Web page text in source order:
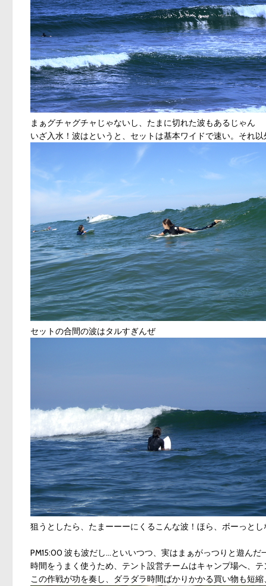
まぁグチャグチャじゃないし、たまに切れた波もあるじゃん
いざ入水！波はというと、セットは基本ワイドで速い。それ
セットの合間の波はタルすぎんぜ
狙うとしたら、たまーーーにくるこんな波！ほら、ボーっとし
PM15:00 波も波だし…といいつつ、実はまぁがっつりと遊んだ
時間をうまく使うため、テント設営チームはキャンプ場へ、
この作戦が功を奏し、ダラダラ時間ばかりかかる買い物も短縮